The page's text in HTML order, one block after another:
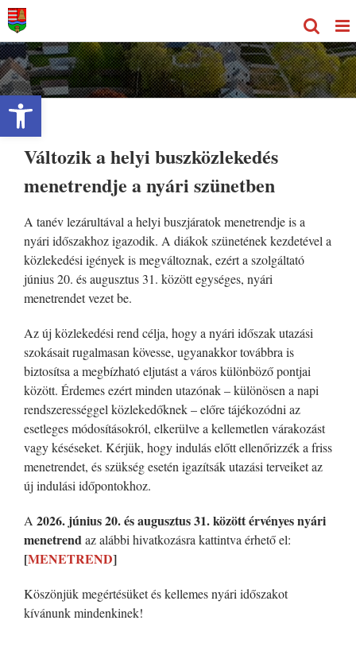
Eszköztár megnyitása
Kihagyás
Változik a helyi buszközlekedés
menetrendje a nyári szünetben
A tanév lezárultával a helyi buszjáratok menetrendje is a
nyári időszakhoz igazodik. A diákok szünetének kezdetével a
közlekedési igények is megváltoznak, ezért a szolgáltató
június 20. és augusztus 31. között egységes, nyári
menetrendet vezet be.
Az új közlekedési rend célja, hogy a nyári időszak utazási
szokásait rugalmasan kövesse, ugyanakkor továbbra is
biztosítsa a megbízható eljutást a város különböző pontjai
között. Érdemes ezért minden utazónak – különösen a napi
rendszerességgel közlekedőknek – előre tájékozódni az
esetleges módosításokról, elkerülve a kellemetlen várakozást
vagy késéseket. Kérjük, hogy indulás előtt ellenőrizzék a friss
menetrendet, és szükség esetén igazítsák utazási terveiket az
új indulási időpontokhoz.
A 2026. június 20. és augusztus 31. között érvényes nyári
menetrendaz alábbi hivatkozásra kattintva érhető el:
[MENETREND]
Köszönjük megértésüket és kellemes nyári időszakot
kívánunk mindenkinek!